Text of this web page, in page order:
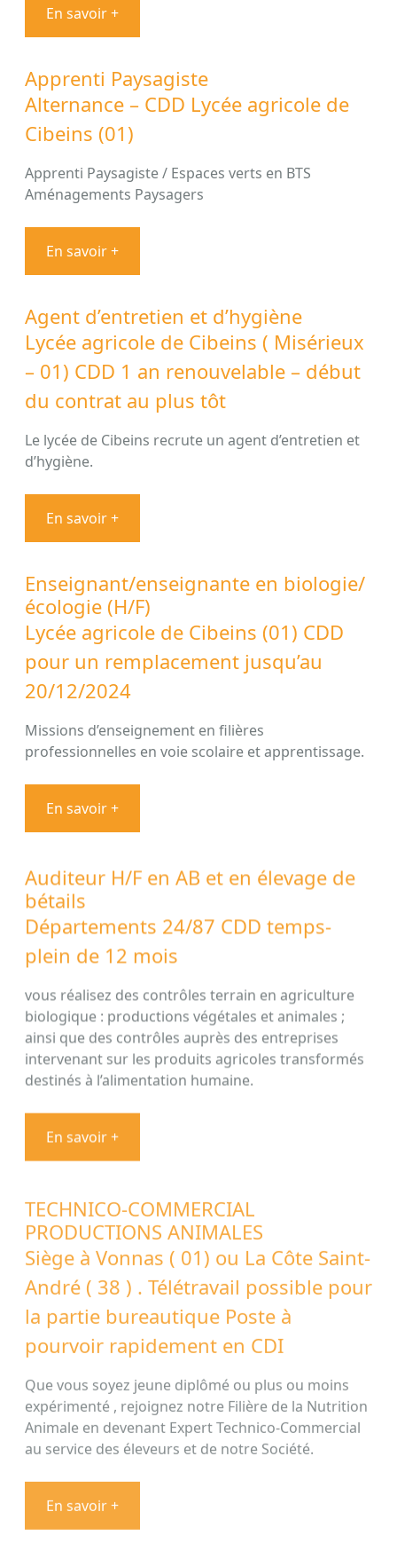
En savoir +
Apprenti Paysagiste
Alternance – CDD Lycée agricole de
Cibeins (01)
Apprenti Paysagiste / Espaces verts en BTS
Aménagements Paysagers
En savoir +
Agent d’entretien et d’hygiène
Lycée agricole de Cibeins ( Misérieux
– 01) CDD 1 an renouvelable – début
du contrat au plus tôt
Le lycée de Cibeins recrute un agent d’entretien et
d’hygiène.
En savoir +
Enseignant/enseignante en biologie/
écologie (H/F)
Lycée agricole de Cibeins (01) CDD
pour un remplacement jusqu’au
20/12/2024
Missions d’enseignement en filières
professionnelles en voie scolaire et apprentissage.
En savoir +
Auditeur H/F en AB et en élevage de
bétails
Départements 24/87 CDD temps-
plein de 12 mois
vous réalisez des contrôles terrain en agriculture
biologique : productions végétales et animales ;
ainsi que des contrôles auprès des entreprises
intervenant sur les produits agricoles transformés
destinés à l’alimentation humaine.
En savoir +
TECHNICO-COMMERCIAL
PRODUCTIONS ANIMALES
Siège à Vonnas ( 01) ou La Côte Saint-
André ( 38 ) . Télétravail possible pour
la partie bureautique Poste à
pourvoir rapidement en CDI
Que vous soyez jeune diplômé ou plus ou moins
expérimenté , rejoignez notre Filière de la Nutrition
Animale en devenant Expert Technico-Commercial
au service des éleveurs et de notre Société.
En savoir +